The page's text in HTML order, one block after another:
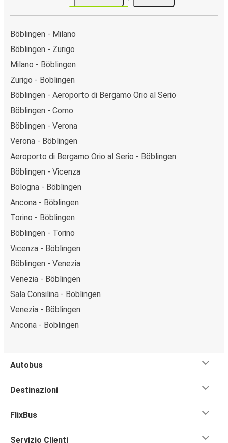
Böblingen - Milano
Böblingen - Zurigo
Milano - Böblingen
Zurigo - Böblingen
Böblingen - Aeroporto di Bergamo Orio al Serio
Böblingen - Como
Böblingen - Verona
Verona - Böblingen
Aeroporto di Bergamo Orio al Serio - Böblingen
Böblingen - Vicenza
Bologna - Böblingen
Ancona - Böblingen
Torino - Böblingen
Böblingen - Torino
Vicenza - Böblingen
Böblingen - Venezia
Venezia - Böblingen
Sala Consilina - Böblingen
Venezia - Böblingen
Ancona - Böblingen
Autobus
Destinazioni
FlixBus
Servizio Clienti